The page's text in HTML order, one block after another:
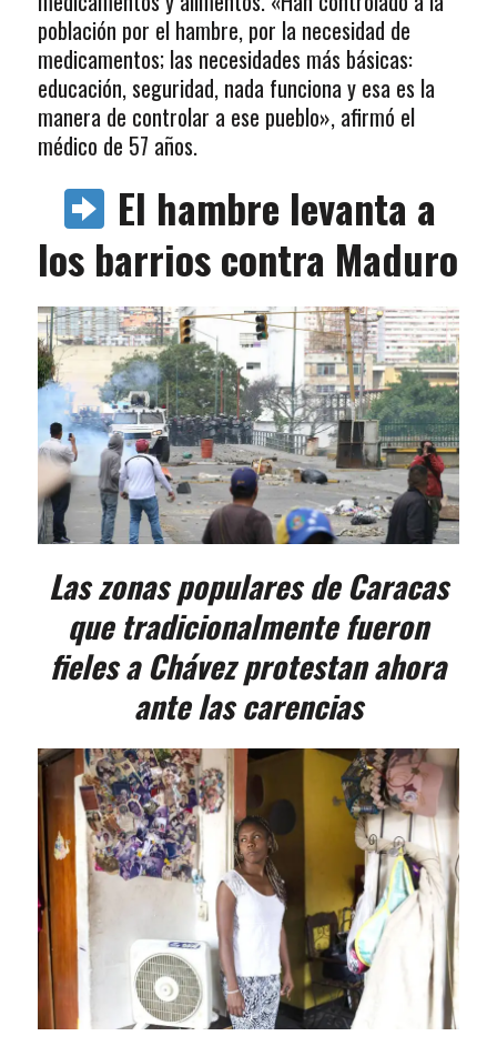
población por el hambre, por la necesidad de
medicamentos; las necesidades más básicas:
educación, seguridad, nada funciona y esa es la
manera de controlar a ese pueblo», afirmó el
médico de 57 años.
El hambre levanta a
los barrios contra Maduro
Las zonas populares de Caracas
que tradicionalmente fueron
fieles a Chávez protestan ahora
ante las carencias